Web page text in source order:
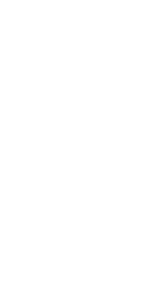
ミーリングをフェース全面に搭
リップ力が向上し弾道を安定さ